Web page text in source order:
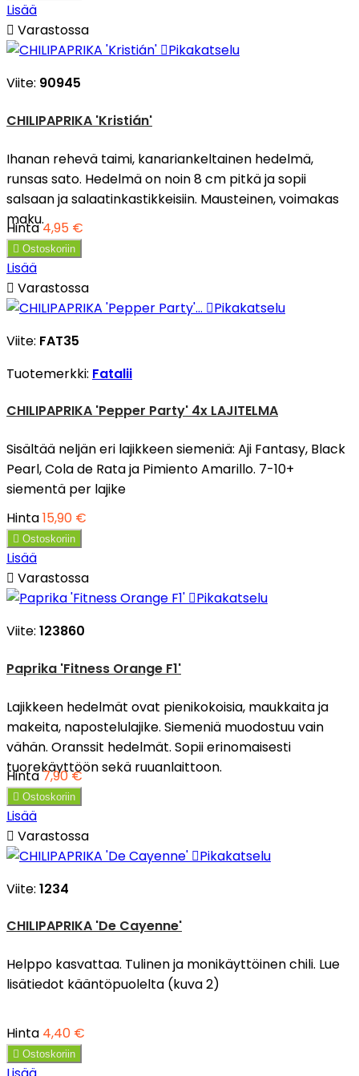
Lisää
 Varastossa
Pikakatselu
Viite: 90945
CHILIPAPRIKA 'Kristián'
Ihanan rehevä taimi, kanariankeltainen hedelmä,
runsas sato. Hedelmä on noin 8 cm pitkä ja sopii
salsaan ja salaatinkastikkeisiin. Mausteinen, voimakas
maku.
Hinta4,95 €
 Ostoskoriin
Lisää
 Varastossa
Pikakatselu
Viite: FAT35
Tuotemerkki: Fatalii
CHILIPAPRIKA 'Pepper Party' 4x LAJITELMA
Sisältää neljän eri lajikkeen siemeniä: Aji Fantasy, Black
Pearl, Cola de Rata ja Pimiento Amarillo. 7-10+
siementä per lajike
Hinta15,90 €
 Ostoskoriin
Lisää
 Varastossa
Pikakatselu
Viite: 123860
Paprika 'Fitness Orange F1'
Lajikkeen hedelmät ovat pienikokoisia, maukkaita ja
makeita, napostelulajike. Siemeniä muodostuu vain
vähän. Oranssit hedelmät. Sopii erinomaisesti
tuorekäyttöön sekä ruuanlaittoon.
Hinta7,90 €
 Ostoskoriin
Lisää
 Varastossa
Pikakatselu
Viite: 1234
CHILIPAPRIKA 'De Cayenne'
Helppo kasvattaa. Tulinen ja monikäyttöinen chili. Lue
lisätiedot kääntöpuolelta (kuva 2)
Hinta 4,40 €
 Ostoskoriin